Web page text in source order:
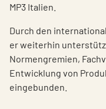
MP3 Italien.
Durch den
er weiterhin
Normengremien,
Entwicklung von
eingebunden.